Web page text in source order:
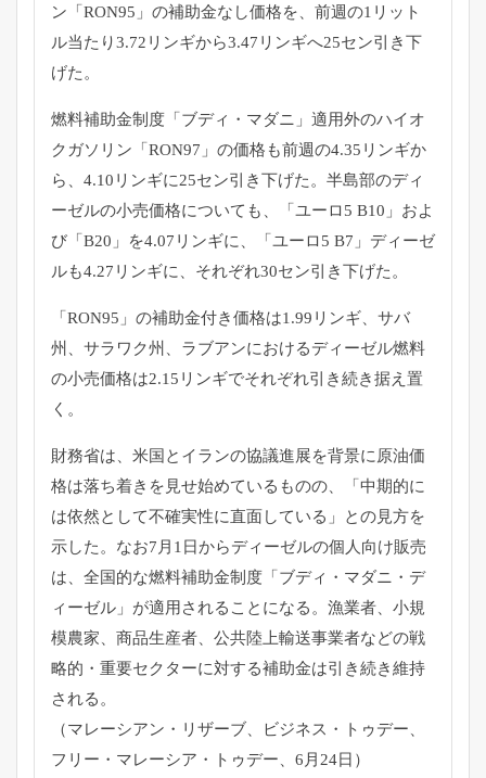
ン「 RON95」の補助金なし価格を、前週の1リット
ル当たり3.72リンギから3.47リンギへ25セン引き下
げた。
燃料補助金制度「ブディ・マダニ」適用外のハイオ
クガソリン「 RON97」の価格も前週の4.35リンギか
ら、4.10リンギに25セン引き下げた。 半島部のディ
ーゼルの小売価格についても、「ユーロ5 B10」およ
び「B20」を4.07リンギに、「ユーロ5 B7」ディーゼ
ルも4.27リンギに、 それぞれ30セン引き下げた。
「RON95」の補助金付き価格は1.99リンギ、サバ
州、 サラワク州、ラブアンにおけるディーゼル燃料
の小売価格は2.15リンギでそれぞれ引き続き据え置
く。
財務省は、 米国とイランの協議進展を背景に原油価
格は落ち着きを見せ始めているものの、「中期的に
は依然として不確実性に直面している」
との見方を
示した。 なお7月1日からディーゼルの個人向け販売
は、 全国的な燃料補助金制度「ブディ・マダニ・デ
ィーゼル」 が適用されることになる。漁業者、小規
模農家、商品生産者、 公共陸上輸送事業者などの戦
略的・ 重要セクターに対する補助金は引き続き維持
される。
（マレーシアン・リザーブ、ビジネス・トゥデー、
フリー・ マレーシア・トゥデー、6月24日）